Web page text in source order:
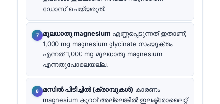
ഡോസ് ചെയ്യരുത്.
മൂലധാതു magnesium എണ്ണപ്പെടുന്നത് ഇതാണ്;
1,000 mg magnesium glycinate സംയുക്തം
എന്നത് 1,000 mg മൂലധാതു magnesium
എന്നതുപോലെയല്ല.
മസിൽ പിടിച്ചിൽ (ക്രാമ്പുകൾ) കാരണം
magnesium കുറവ് അല്ലെങ്കിൽ ഇലക്ട്രോലൈറ്റ്